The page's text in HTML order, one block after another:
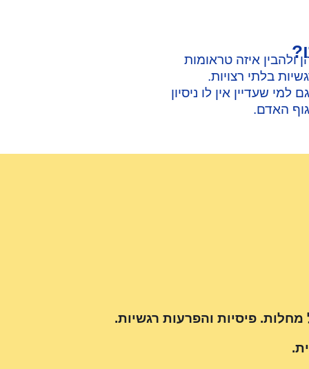
איזה טראומות
בלתי רצויות.
שעדיין אין לו ניסיון
האדם.
פיסיות והפרעות רגשיות.